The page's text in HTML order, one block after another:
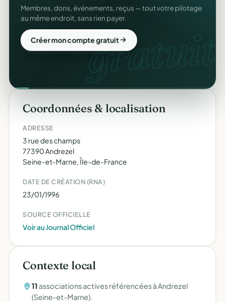
gratuit.
Membres, dons, événements, reçus — tout votre pilotage
au même endroit, sans rien payer.
Créer mon compte gratuit
Coordonnées & localisation
ADRESSE
3 rue des champs
77390 Andrezel
Seine-et-Marne, Île-de-France
DATE DE CRÉATION (RNA)
23/01/1996
SOURCE OFFICIELLE
Voir au Journal Officiel
Contexte local
11 associations actives référencées à Andrezel
(Seine-et-Marne).